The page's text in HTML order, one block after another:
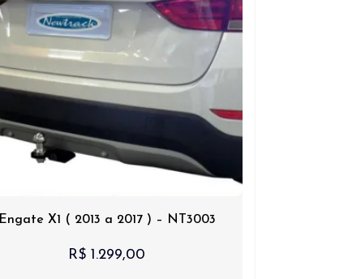
Engate X1 ( 2013 a 2017 ) – NT3003
R$ 1.299,00